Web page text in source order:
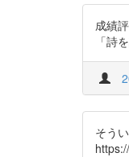
成績
「詩
そう